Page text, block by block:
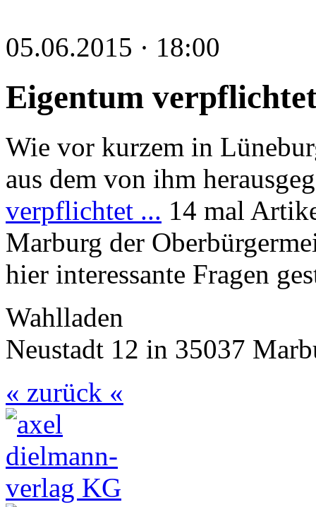
05.06.2015 · 18:00
Eigentum
Wie vor kurzem in
aus dem von ihm
verpflichtet ... 14 mal
Marburg der
hier interessante Fragen
Wahlladen
Neustadt 12 in 35037
« zurück «